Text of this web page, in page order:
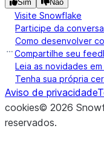
Sim Não
Visite Snowflake
Participe da conversa
Como desenvolver
Compartilhe seu
Leia as novidades
Tenha sua própria
Aviso de privacidade
cookies© 2026
reservados.